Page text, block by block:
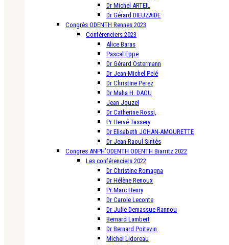
Dr Michel ARTEIL
Dr Gérard DIEUZAIDE
Congrès ODENTH Rennes 2023
Conférenciers 2023
Alice Baras
Pascal Eppe
Dr Gérard Ostermann
Dr Jean-Michel Pelé
Dr Christine Perez
Dr Maha H. DAOU
Jean Jouzel
Dr Catherine Rossi,
Pr Hervé Tassery
Dr Elisabeth JOHAN-AMOURETTE
Dr Jean-Raoul Sintès
Congres ANPH’ODENTH ODENTH Biarritz 2022
Les conférenciers 2022
Dr Christine Romagna
Dr Hélène Renoux
Pr Marc Henry
Dr Carole Leconte
Dr Julie Demassue-Rannou
Bernard Lambert
Dr Bernard Poitevin
Michel Lidoreau